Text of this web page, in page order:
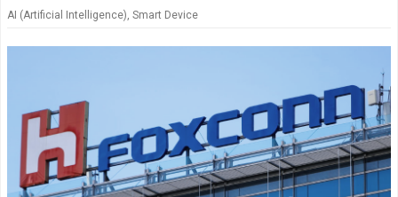
AI (Artificial Intelligence), Smart Device